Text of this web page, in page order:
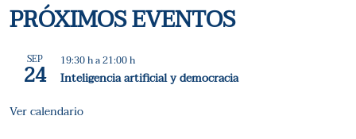
PRÓXIMOS EVENTOS
SEP
24 19:30 ha21:00 h
Inteligencia artificial y democracia
Ver calendario